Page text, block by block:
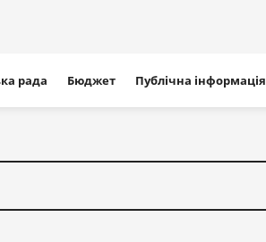
рада Бюджет Публічна інформація